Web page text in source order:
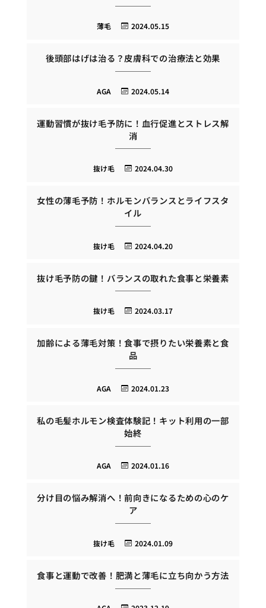
2024.05.15
薄毛
後頭部はげは治る？皮膚科での治療法と効果
2024.05.14
AGA
運動習慣が抜け毛予防に！血行促進とストレス解
消
2024.04.30
抜け毛
女性の薄毛予防！ホルモンバランスとライフスタ
イル
2024.04.20
抜け毛
抜け毛予防の鍵！バランスの取れた食事と栄養素
2024.03.17
抜け毛
加齢による薄毛対策！食事で摂りたい栄養素と食
品
2024.01.23
AGA
私の毛髪ホルモン検査体験記！キット利用の一部
始終
2024.01.16
AGA
分け目の悩み解消へ！前向きになるための心のケ
ア
2024.01.09
抜け毛
食事と運動で改善！肥満と薄毛に立ち向かう方法